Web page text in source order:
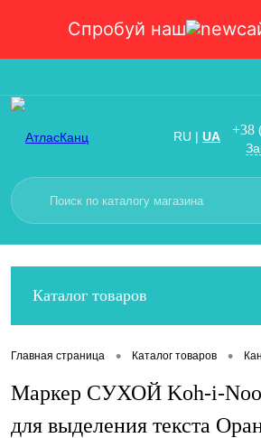
Спробуй наш
RU | UA +38
Каталог товаров
Главная страница • Каталог товаров •
Маркер СУХОЙ Koh-i-
для выделения текста